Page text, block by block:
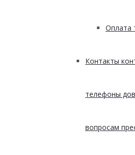
Оплата
Контакты
телефоны
вопросам